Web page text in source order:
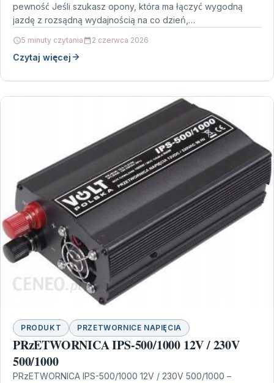
pewność Jeśli szukasz opony, która ma łączyć wygodną
jazdę z rozsądną wydajnością na co dzień,…
5 minuty czytania 2 czerwca 2026
Czytaj więcej
PRODUKT PRZETWORNICE NAPIĘCIA
PRzETWORNICA IPS-500/1000 12V / 230V
500/1000
PRzETWORNICA IPS-500/1000 12V / 230V 500/1000 –